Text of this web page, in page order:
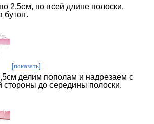
2,5см, по всей длине полоски,
бутон.
[показать]
делим пополам и надрезаем с
стороны до середины полоски.